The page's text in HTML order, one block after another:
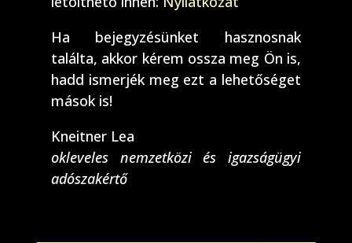
Ha bejegyzésünket hasznosnak
találta, akkor kérem ossza meg Ön is,
hadd ismerjék meg ezt a lehetőséget
mások is!
Kneitner Lea
okleveles nemzetközi és igazságügyi
adószakértő